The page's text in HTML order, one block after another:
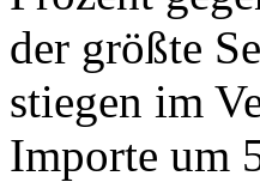
der größte
stiegen im
Importe um